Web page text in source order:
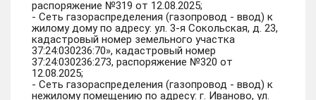
распоряжение №319 от 12.08.2025;
- Сеть газораспределения (газопровод - ввод) к
жилому дому по адресу: ул. 3-я Сокольская, д. 23,
кадастровый номер земельного участка
37:24:030236:70», кадастровый номер
37:24:030236:273, распоряжение №320 от
12.08.2025;
- Сеть газораспределения (газопровод - ввод) к
нежилому помещению по адресу: г. Иваново, ул.